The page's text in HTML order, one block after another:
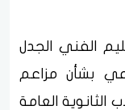
الفني الجدل
بشأن مزاعم
الثانوية العامة